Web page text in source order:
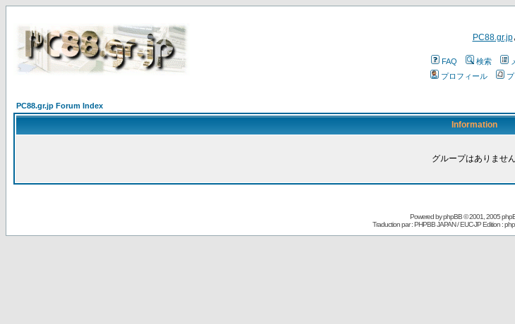
PC88.gr.jp
FAQ 検索
プロフィール
PC88.gr.jp Forum Index
Information
グループはありません
Powered byphpBB© 2001, 2005
Traduction par : PHPBB JAPAN / EUC-JP Edition :